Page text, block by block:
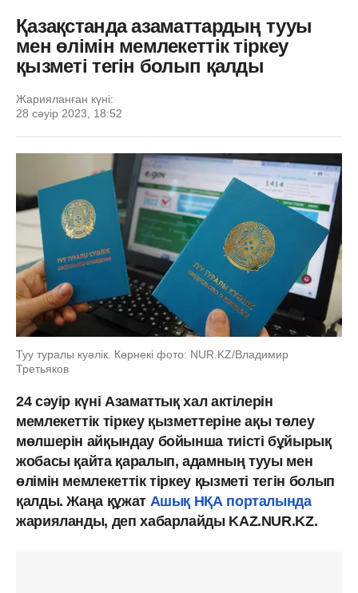
Қазақстанда азаматтардың тууы
мен өлімін мемлекеттік тіркеу
қызметі тегін болып қалды
Жарияланған күні:
28 сәуір 2023, 18:52
Туу туралы куәлік. Көрнекі фото: NUR.KZ/Владимир
Третьяков
24 сәуір күні Азаматтық хал актілерін
мемлекеттік тіркеу қызметтеріне ақы төлеу
мөлшерін айқындау бойынша тиісті бұйырық
жобасы қайта қаралып, адамның тууы мен
өлімін мемлекеттік тіркеу қызметі тегін болып
қалды. Жаңа құжат Ашық НҚА порталында
жарияланды, деп хабарлайды KAZ.NUR.KZ.